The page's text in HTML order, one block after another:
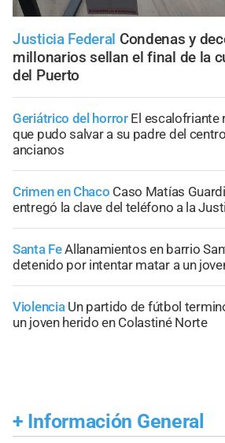
Justicia Federal Condenas y
millonarios sellan el final de la
del Puerto
Geriátrico del horror El escalofriante
que pudo salvar a su padre del
ancianos
Crimen en Chaco Caso Matías
entregó la clave del teléfono a la
Santa FeAllanamientos en barrio
detenido por intentar matar a un
Violencia Un partido de fútbol
un joven herido en Colastiné Norte
+ Información General